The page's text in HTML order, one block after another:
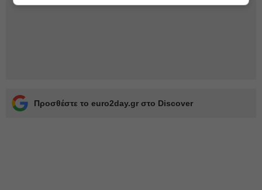
Προσθέστε το euro2day.gr στο Discover